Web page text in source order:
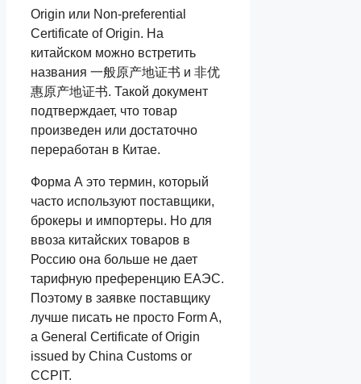
Origin или Non-preferential
Certificate of Origin. На
китайском можно встретить
названия 一般原产地证书 и 非优
惠原产地证书. Такой документ
подтверждает, что товар
произведен или достаточно
переработан в Китае.
Форма А это термин, который
часто используют поставщики,
брокеры и импортеры. Но для
ввоза китайских товаров в
Россию она больше не дает
тарифную преференцию ЕАЭС.
Поэтому в заявке поставщику
лучше писать не просто Form A,
а General Certificate of Origin
issued by China Customs or
CCPIT.